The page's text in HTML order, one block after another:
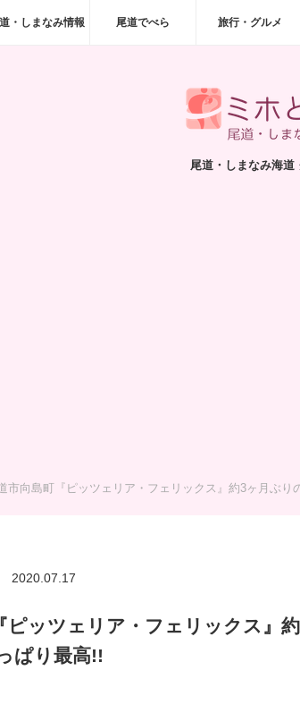
・しまなみ情報 尾道でべら 旅行・グルメ
尾道・しまなみ海道
市向島町『ピッツェリア・フェリックス』約3ヶ月ぶり
2020.07.17
ピッツェリア・フェリックス』
ぱり最高!!